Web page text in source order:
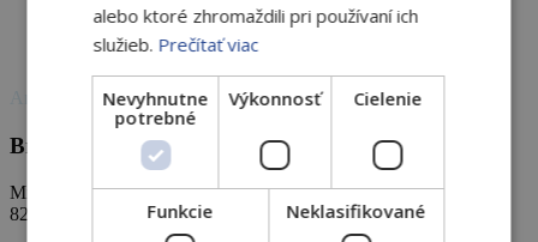
Amigal Group
Bratislava
Michalská 18,
821 04 Bratislava
alebo ktoré zhromaždili pri používaní ich
služieb. Prečítať viac
Nevyhnutne
potrebné
Výkonnosť Cielenie
Funkcie Neklasifikované